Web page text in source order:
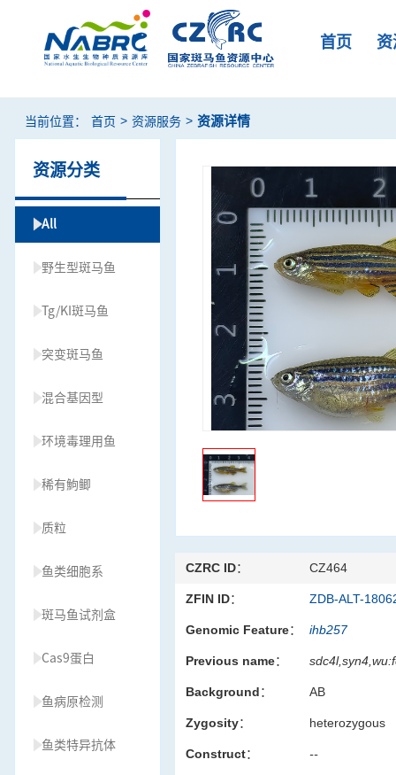
首页
当前位置： 首页 > 资源服务 > 资源详情
资源分类
All
野生型斑马鱼
Tg/KI斑马鱼
突变斑马鱼
混合基因型
环境毒理用鱼
稀有鮈鲫
质粒
鱼类细胞系
斑马鱼试剂盒
Cas9蛋白
鱼病原检测
鱼类特异抗体
CZRC ID： CZ464
ZFIN ID： ZDB-ALT-
Genomic Feature： ihb257
Previous name：
Background： AB
Zygosity： heterozygous
Construct： --